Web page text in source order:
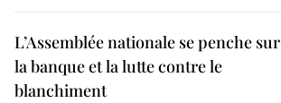
L’Assemblée nationale se penche sur
la banque et la lutte contre le
blanchiment